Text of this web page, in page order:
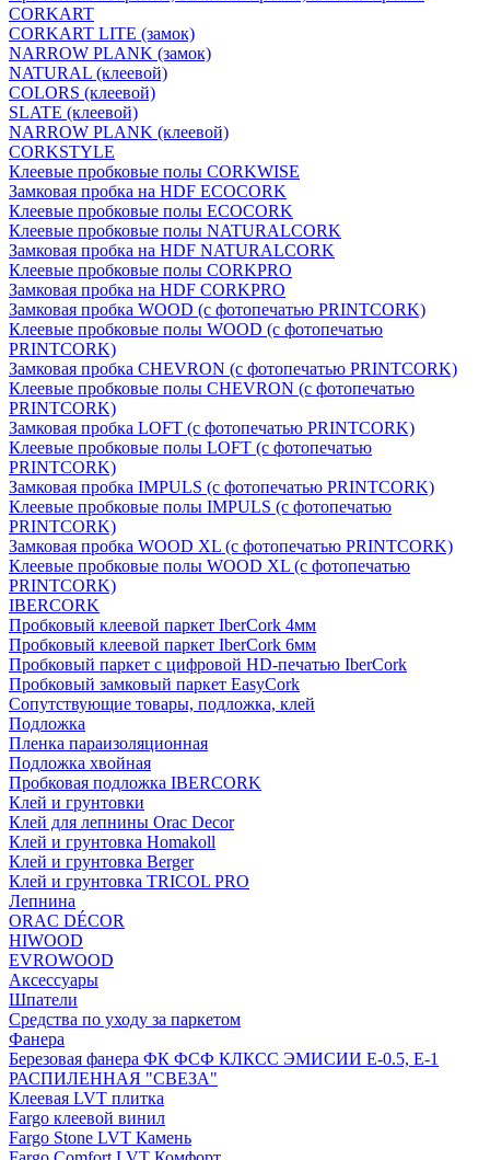
CORKART
CORKART LITE (замок)
NARROW PLANK (замок)
NATURAL (клеевой)
COLORS (клеевой)
SLATE (клеевой)
NARROW PLANK (клеевой)
CORKSTYLE
Клеевые пробковые полы CORKWISE
Замковая пробка на HDF ECOCORK
Клеевые пробковые полы ECOCORK
Клеевые пробковые полы NATURALCORK
Замковая пробка на HDF NATURALCORK
Клеевые пробковые полы CORKPRO
Замковая пробка на HDF CORKPRO
Замковая пробка WOOD (с фотопечатью PRINTCORK)
Клеевые пробковые полы WOOD (с фотопечатью
PRINTCORK)
Замковая пробка CHEVRON (с фотопечатью PRINTCORK)
Клеевые пробковые полы CHEVRON (с фотопечатью
PRINTCORK)
Замковая пробка LOFT (с фотопечатью PRINTCORK)
Клеевые пробковые полы LOFT (с фотопечатью
PRINTCORK)
Замковая пробка IMPULS (с фотопечатью PRINTCORK)
Клеевые пробковые полы IMPULS (с фотопечатью
PRINTCORK)
Замковая пробка WOOD XL (с фотопечатью PRINTCORK)
Клеевые пробковые полы WOOD XL (с фотопечатью
PRINTCORK)
IBERCORK
Пробковый клеевой паркет IberCork 4мм
Пробковый клеевой паркет IberCork 6мм
Пробковый паркет с цифровой HD-печатью IberCork
Пробковый замковый паркет EasyCork
Сопутствующие товары, подложка, клей
Подложка
Пленка параизоляционная
Подложка хвойная
Пробковая подложка IBERCORK
Клей и грунтовки
Клей для лепнины Orac Decor
Клей и грунтовка Homakoll
Клей и грунтовка Berger
Клей и грунтовка TRICOL PRO
Лепнина
ORAC DÉCOR
HIWOOD
EVROWOOD
Аксессуары
Шпатели
Средства по уходу за паркетом
Фанера
Березовая фанера ФК ФСФ КЛКСС ЭМИСИИ Е-0.5, Е-1
РАСПИЛЕННАЯ "СВЕЗА"
Клеевая LVT плитка
Fargo клеевой винил
Fargo Stone LVT Камень